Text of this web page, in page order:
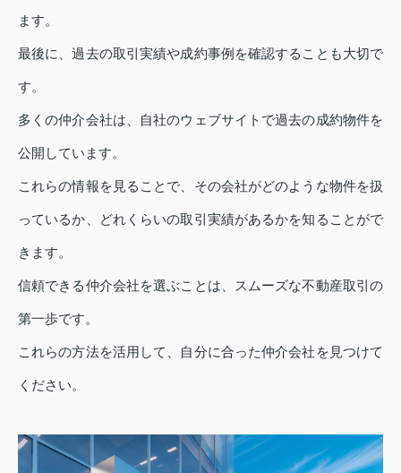
ます。
最後に、過去の取引実績や成約事例を確認することも大切で
す。
多くの仲介会社は、自社のウェブサイトで過去の成約物件を
公開しています。
これらの情報を見ることで、その会社がどのような物件を扱
っているか、どれくらいの取引実績があるかを知ることがで
きます。
信頼できる仲介会社を選ぶことは、スムーズな不動産取引の
第一歩です。
これらの方法を活用して、自分に合った仲介会社を見つけて
ください。